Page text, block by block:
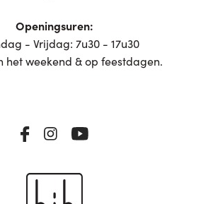
Openingsuren:
- Vrijdag: 7u30 - 17u30
het weekend & op feestdagen.